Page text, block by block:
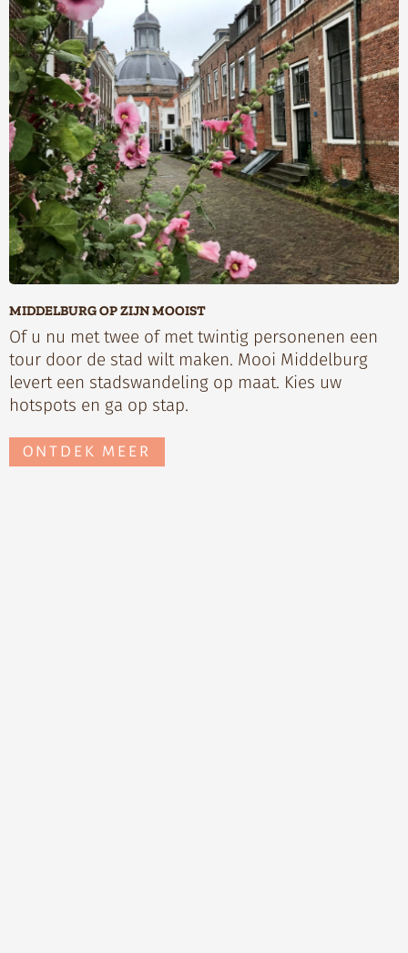
MIDDELBURG OP ZIJN MOOIST
Of u nu met twee of met twintig personenen een
tour door de stad wilt maken. Mooi Middelburg
levert een stadswandeling op maat. Kies uw
hotspots en ga op stap.
ONTDEK MEER